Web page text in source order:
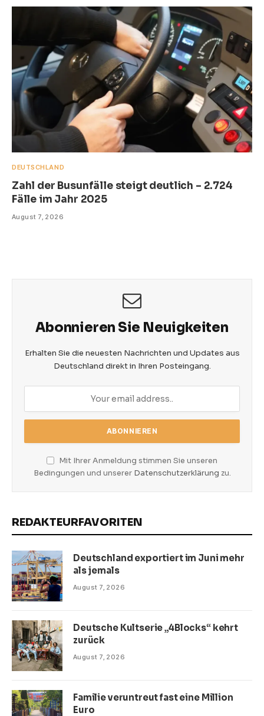
DEUTSCHLAND
Zahl der Busunfälle steigt deutlich – 2.724
Fälle im Jahr 2025
August 7, 2026
Abonnieren Sie Neuigkeiten
Erhalten Sie die neuesten Nachrichten und Updates aus
Deutschland direkt in Ihren Posteingang.
Mit Ihrer Anmeldung stimmen Sie unseren
Bedingungen und unserer Datenschutzerklärung zu.
REDAKTEURFAVORITEN
Deutschland exportiert im Juni mehr
als jemals
August 7, 2026
Deutsche Kultserie „4Blocks“ kehrt
zurück
August 7, 2026
Familie veruntreut fast eine Million
Euro